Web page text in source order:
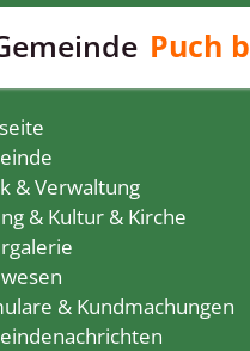
Puch
& Verwaltung
& Kultur & Kirche
& Kundmachungen